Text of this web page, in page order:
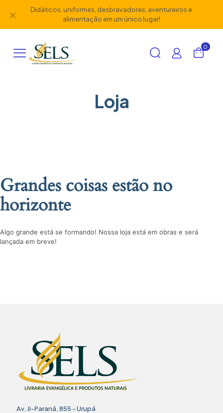
Didáticos, uniformes, desbravadores, aventureiros e
alimentação em um único lugar!
✕
0
Loja
Grandes coisas estão no
horizonte
Algo grande está se formando! Nossa loja está em obras e será
lançada em breve!
Av. Ji-Paraná, 855 - Urupá